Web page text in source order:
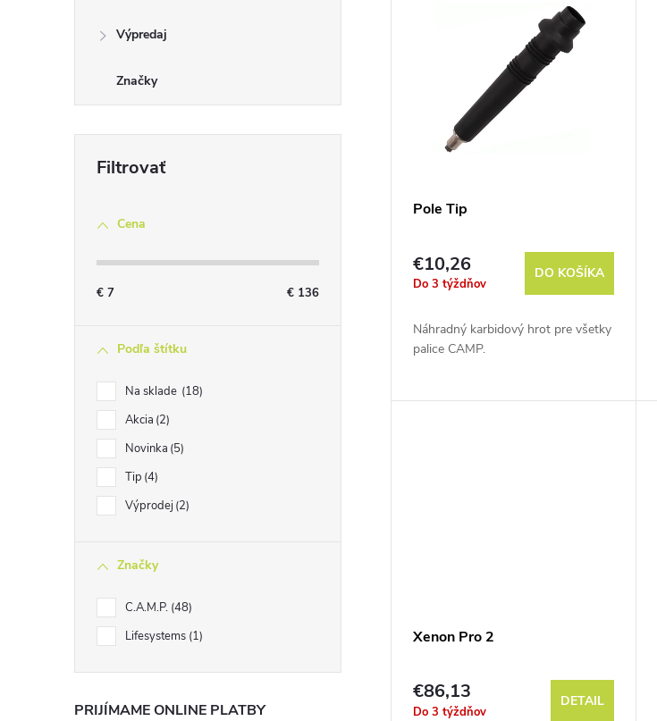
Výpredaj
Značky
Cena
€ 7 € 136
Podľa štítku
Na sklade 18
Akcia 2
Novinka 5
Tip 4
Výprodej 2
Značky
C.A.M.P. 48
Lifesystems 1
PRIJÍMAME ONLINE PLATBY
u
Pole Tip
€10,26
Do 3 týždňov
DO KOŠÍKA
Náhradný karbidový hrot pre všetky
palice CAMP.
Xenon Pro 2
€86,13
Do 3 týždňov
DETAIL